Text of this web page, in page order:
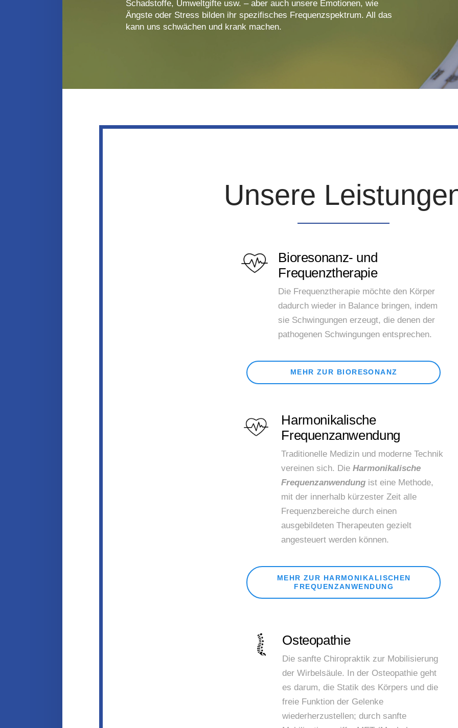
Schadstoffe, Umweltgifte usw. – aber auch unsere Emotionen, wie
Ängste oder Stress bilden ihr spezifisches Frequenzspektrum. All das
kann uns schwächen und krank machen.
Unsere
Bioresonanz- und
Frequenztherapie
Die Frequenztherapie möchte den Körper
dadurch wieder in Balance bringen, indem
sie Schwingungen erzeugt, die denen der
pathogenen Schwingungen entsprechen.
MEHR ZUR BIORESONANZ
Harmonikalische
Frequenzanwendung
Traditionelle Medizin und moderne Technik
vereinen sich. DieHarmonikalische
Frequenzanwendung ist eine Methode,
mit der innerhalb kürzester Zeit alle
Frequenzbereiche durch einen
ausgebildeten Therapeuten gezielt
angesteuert werden können.
MEHR ZUR HARMONIKALISCHEN
FREQUENZANWENDUNG
Osteopathie
Die sanfte Chiropraktik zur Mobilisierung
der Wirbelsäule. In der Osteopathie geht
es darum, die Statik des Körpers und die
freie Funktion der Gelenke
wiederherzustellen; durch sanfte